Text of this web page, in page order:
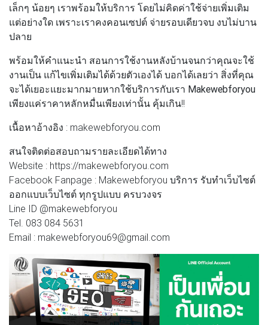
เล็กๆ น้อยๆ เราพร้อมให้บริการ โดยไม่คิดค่าใช้จ่ายเพิ่มเติม
แต่อย่างใด เพราะเราคงคอนเซปต์ จ่ายรอบเดียวจบ งบไม่บาน
ปลาย
พร้อมให้คำแนะนำ สอนการใช้งานหลังบ้านจนกว่าคุณจะใช้
งานเป็น แก้ไขเพิ่มเติมได้ด้วยตัวเองได้ บอกได้เลยว่า สิ่งที่คุณ
จะได้เยอะแยะมากมายหากใช้บริการกับเรา Makewebforyou
เพียงแค่ราคาหลักหมื่นเพียงเท่านั้น คุ้มเกิน!!
เนื้อหาอ้างอิง : makewebforyou.com
สนใจติดต่อสอบถามรายละเอียดได้ทาง
Website : https://makewebforyou.com
Facebook Fanpage : Makewebforyou บริการ รับทำเว็บไซต์
ออกแบบเว็บไซต์ ทุกรูปแบบ ครบวงจร
Line ID @makewebforyou
Tel. 083 084 5631
Email : makewebforyou69@gmail.com